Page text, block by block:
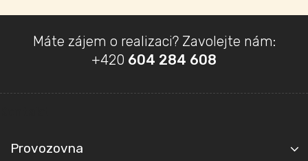
a
Máte zájem o realizaci? Zavolejte nám:
+420 604 284 608
Provozovna